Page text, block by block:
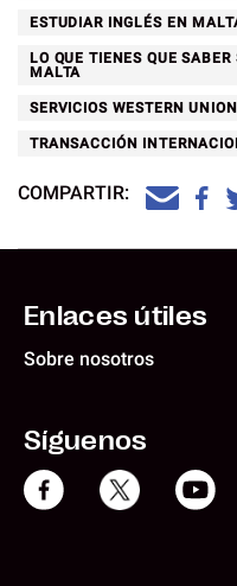
ESTUDIAR INGLÉS EN
LO QUE TIENES QUE
MALTA
SERVICIOS WESTERN UNION
TRANSACCIÓN
COMPARTIR:
Enlaces útiles
Sobre nosotros
Síguenos